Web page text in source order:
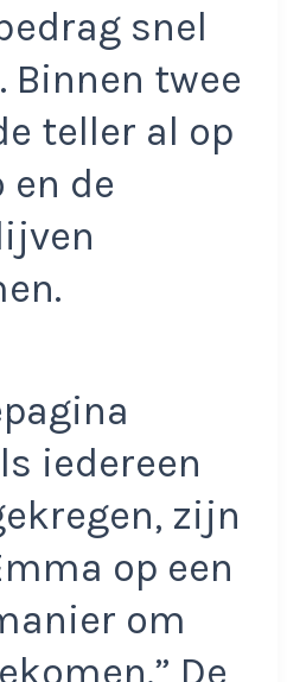
snel
Binnen twee
teller al op
en de
iedereen
zijn
op een
om